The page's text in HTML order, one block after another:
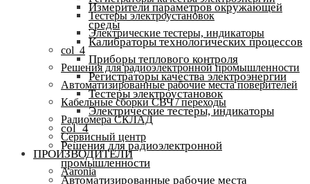
Тестеры электроустановок
Электрические тестеры, индикаторы
col_4
Решения для радиоэлектронной промышленности
Автоматизированные рабочие места поверителей
Кабельные сборки СВЧ / переходы
Радиомера СКЛАД
Сервисный центр
ПРОИЗВОДИТЕЛИ
Aaronia
Измерители параметров окружающей
среды
Калибраторы технологических процессов
Приборы теплового контроля
Регистраторы качества электроэнергии
Тестеры электроустановок
Электрические тестеры, индикаторы
col_4
Решения для радиоэлектронной
промышленности
Автоматизированные рабочие места